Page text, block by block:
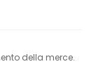
della merce.